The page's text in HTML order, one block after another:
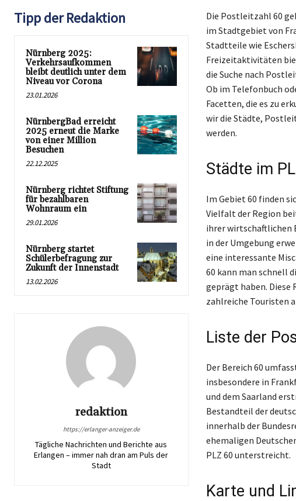
Tipp der Redaktion
Nürnberg 2025:
Verkehrsaufkommen
bleibt deutlich unter dem
Niveau vor Corona
23.01.2026
NürnbergBad erreicht
2025 erneut die Marke
von einer Million
Besuchen
22.12.2025
Nürnberg richtet Stiftung
für bezahlbaren
Wohnraum ein
29.01.2026
Nürnberg startet
Schülerbefragung zur
Zukunft der Innenstadt
13.02.2026
redaktion
https://erlanger-anzeiger.de
Tägliche Nachrichten und Berichte aus
Erlangen – immer nah dran am Puls der
Stadt
Die Postleitzahl 60
im Stadtgebiet von
Stadtteile wie
Freizeitaktivitäten
die Suche nach
Ob im Telefonbuch
Facetten, die es zu
wir die Städte,
werden.
Städte im
Im Gebiet 60 finden
Vielfalt der Region
ihrer wirtschaftlichen
in der Umgebung
eine interessante
60 kann man schnell
geprägt haben.
zahlreiche Touristen
Liste der
Der Bereich 60
insbesondere in
und dem Saarland
Bestandteil der
innerhalb der
ehemaligen
PLZ 60 unterstreicht.
Karte und